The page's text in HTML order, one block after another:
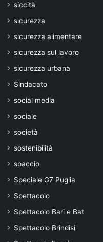
siccità
sicurezza
sicurezza alimentare
sicurezza sul lavoro
sicurezza urbana
Sindacato
social media
sociale
società
sostenibilità
spaccio
Speciale G7 Puglia
Spettacolo
Spettacolo Bari e Bat
Spettacolo Brindisi